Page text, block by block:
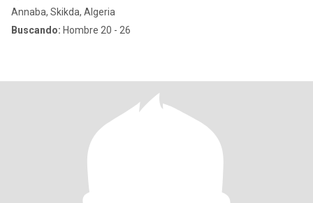
Annaba, Skikda, Algeria
Buscando: Hombre 20 - 26